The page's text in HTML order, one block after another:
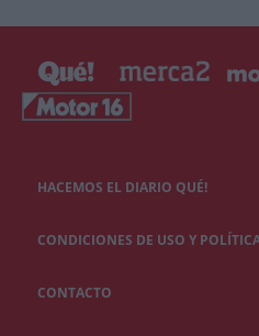
HACEMOS EL DIARIO QUÉ!
CONDICIONES DE USO Y
CONTACTO